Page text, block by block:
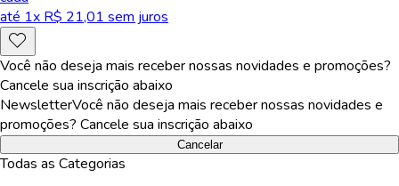
até 1x R$ 21,01 sem juros
Você não deseja mais receber nossas novidades e promoções?
Cancele sua inscrição abaixo
NewsletterVocê não deseja mais receber nossas novidades e
promoções? Cancele sua inscrição abaixo
Cancelar
Todas as Categorias